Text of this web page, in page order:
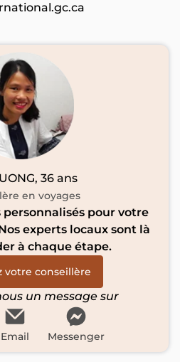
36 ans
en voyages
personnalisés pour votre
experts locaux sont là
à chaque étape.
votre conseillère
un message sur
Email Messenger